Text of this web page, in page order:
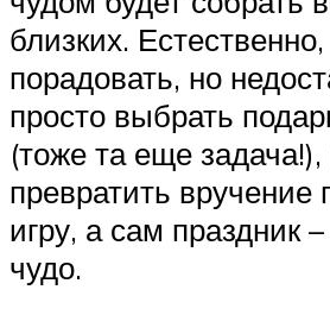
близких.
порадовать, но
просто выбрать
(тоже та еще
превратить вручение
игру, а сам праздник
чудо.